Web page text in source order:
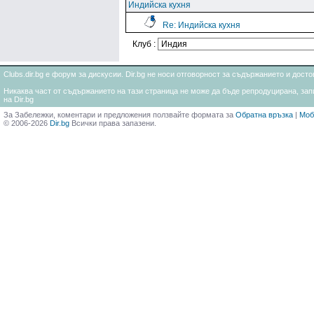
Индийска кухня
Re: Индийска кухня
Клуб :
Clubs.dir.bg е форум за дискусии. Dir.bg не носи отговорност за съдържанието и
Никаква част от съдържанието на тази страница не може да бъде репродуцирана,
на Dir.bg
За Забележки, коментари и предложения ползвайте формата за Обратна връзка |
© 2006-2026 Dir.bg Всички права запазени.